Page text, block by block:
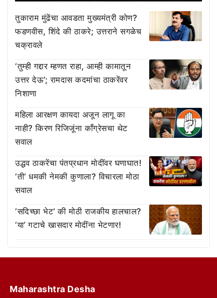
तुकाराम मुंढेंचा आवडता मुख्यमंत्री कोण?
फडणवीस, शिंदे की ठाकरे; उत्तराने सगळेच
चक्रावले
‘तुम्ही गद्दार म्हणत राहा, आम्ही कामातून
उत्तर देऊ’; रामदास कदमांचा ठाकरेंवर
निशाणा
महिला आरक्षण कायदा अजून लागू का
नाही? किरण रिजिजूंना काँग्रेसचा थेट
सवाल
उद्धव ठाकरेंचा पंतप्रधान मोदींवर घणाघात!
‘ती’ धमकी नेमकी कुणाला? विचारला मोठा
सवाल
‘सदिच्छा भेट’ की मोठी राजकीय हालचाल?
‘या’ गटाचे खासदार मोदींना भेटणार!
Maharashtra Desha